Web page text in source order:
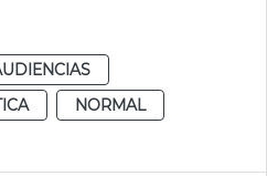
NORMAL